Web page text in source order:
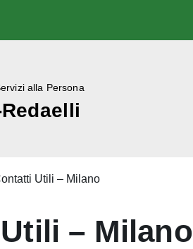
alla Persona
Utili – Milano
– Milano